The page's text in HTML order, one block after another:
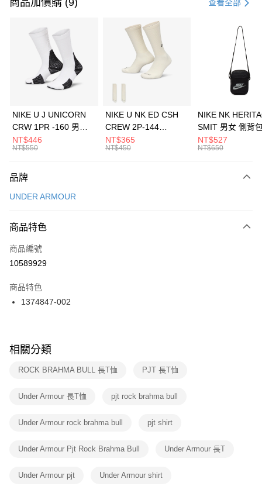
3 期 0 利率 每期 21家銀行
合作金庫商業銀行
第一商業銀行
華南商業銀行
彰化商業銀行
上海商業儲蓄銀行
元大商業銀行
台灣樂天信用卡公司
Apple Pay
全盈+PAY
AFTEE先享後付
【關於「AFTEE先享後付」】
便利好安心！
３．安心：先確認商品／服務後，再付款。
【「AFTEE先享後付」結帳流程】
１．於結帳方式選擇「AFTEE先享後付」後，將跳轉至「AFTEE先享後付」
２．訂單成立數日內，您將收到繳費通知簡訊。
３．收到繳費通知簡訊後14天內，點擊此簡訊中的連結，可透過四大超商／
ATM／網路銀行／等多元方式進行付款，方視為交易完成。
※ 交易是否成功請以「AFTEE先享後付 」之結帳頁面顯示為準，若有關於
是否繳費成功／繳費後需取消欲退款等相關疑問，請聯繫「AFTEE先享後付
客戶支援中心」https://netprotections.freshdesk.com/support/home
１．透過由恩沛科技股份有限公司提供之「AFTEE先享後付」服務完成之交
權轉讓予恩沛科技股份有限公司。
３．未成年的使用者請事先徵得法定代理人或監護人之同意方可使用
任。
運送方式
每筆NT$100，滿NT$1,500(含以上)免運費
宅配
每筆NT$100，滿NT$1,500(含以上)免運費
付款後門市自取
每筆NT$100，滿NT$1,500(含以上)免運費
商品加價購 (9) 查看全部
NIKE U J UNICORN
CRW 1PR -160 男女
中統襪 FZ3393100
NT$446
NT$550
NIKE U NK ED CSH
CREW 2P-144
EMBRDY 男女 短統襪
FZ3073133
NT$365
NT$450
NIKE NK
SMIT 男女 側背
BA5871010
NT$527
NT$650
品牌
UNDER ARMOUR
商品特色
商品編號
10589929
商品特色
1374847-002
相關分類
ROCK BRAHMA BULL 長T恤 PJT 長T恤
Under Armour 長T恤 pjt rock brahma bull
Under Armour rock brahma bull pjt shirt
Under Armour Pjt Rock Brahma Bull Under Armour 長T
Under Armour pjt Under Armour shirt